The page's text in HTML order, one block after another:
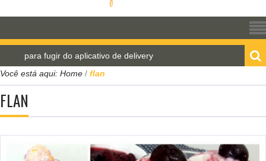
para fugir do aplicativo de delivery
Pão de água
Você está aqui: Home / flan
FLAN